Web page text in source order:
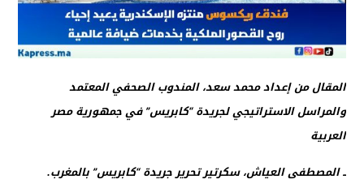
المقال من إعداد محمد سعد، المندوب الصحفي المعتمد
والمراسل الاستراتيجي لجريدة “كابريس” في جمهورية مصر
العربية
ــ المصطفى العياش، سكرتير تحرير جريدة “كابريس” بالمغرب.